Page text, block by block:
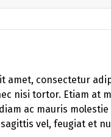
amet, consectetur
nisi tortor. Etiam at
ac mauris
vel, feugiat et